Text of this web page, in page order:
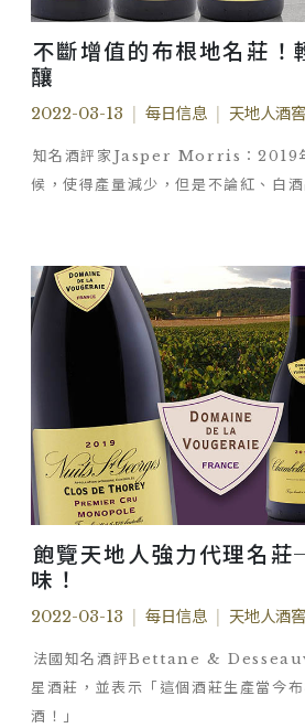
不斷增值的布根地名莊！
釀
2022-03-13 每日信息 天地人酒窖
知名酒評家Jasper Morris：2019
候，使得產量減少，但是不論紅、白酒
飽覽天地人強力代理名
味！
2022-03-13 每日信息 天地人酒窖
法國知名酒評Bettane &
星酒莊，並表示「這個酒莊生產當今
酒！」